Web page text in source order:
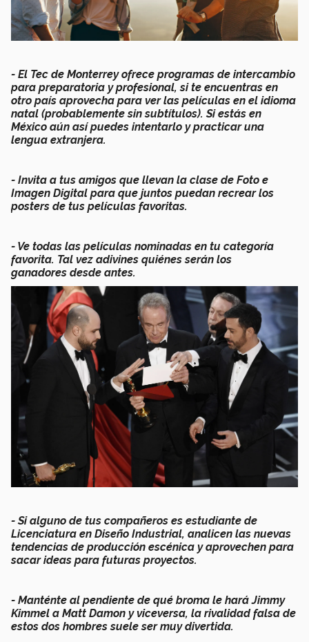
- El Tec de Monterrey ofrece programas de intercambio
para preparatoria y profesional, si te encuentras en
otro país aprovecha para ver las películas en el idioma
natal (probablemente sin subtítulos). Si estás en
México aún así puedes intentarlo y practicar una
lengua extranjera.
- Invita a tus amigos que llevan la clase de Foto e
Imagen Digital para que juntos puedan recrear los
posters de tus películas favoritas.
- Ve todas las películas nominadas en tu categoría
favorita. Tal vez adivines quiénes serán los
ganadores desde antes.
-Si alguno de tus compañeros es estudiante de
Licenciatura en Diseño Industrial, analicen las nuevas
tendencias de producción escénica y aprovechen para
sacar ideas para futuras proyectos.
- Manténte al pendiente de qué broma le hará Jimmy
Kimmel a Matt Damon y viceversa, la rivalidad falsa de
estos dos hombres suele ser muy divertida.